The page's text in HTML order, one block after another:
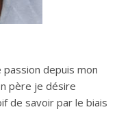
depuis mon
père je désire
de savoir par le biais